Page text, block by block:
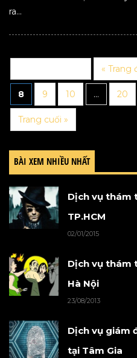
ra...
« Trang
8 9 10 ... 20
Trang cuối »
BÀI XEM NHIỀU NHẤT
Dịch vụ thám
TP.HCM
02/01/2015
Dịch vụ thám
Hà Nội
23/08/2013
Dịch vụ giám
tại Tâm Gia